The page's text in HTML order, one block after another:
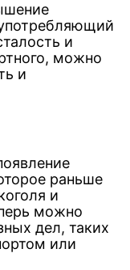
и
можно
и
раньше
и
можно
дел, таких
или